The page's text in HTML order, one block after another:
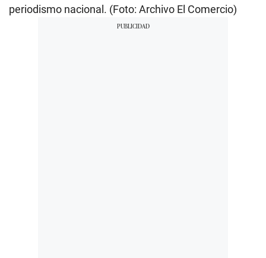
periodismo nacional. (Foto: Archivo El Comercio)